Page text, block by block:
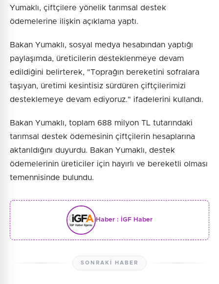
Yumaklı, çiftçilere yönelik tarımsal destek
ödemelerine ilişkin açıklama yaptı.
Bakan Yumaklı, sosyal medya hesabından yaptığı
paylaşımda, üreticilerin desteklenmeye devam
edildiğini belirterek, "Toprağın bereketini sofralara
taşıyan, üretimi kesintisiz sürdüren çiftçilerimizi
desteklemeye devam ediyoruz." ifadelerini kullandı.
Bakan Yumaklı, toplam 688 milyon TL tutarındaki
tarımsal destek ödemesinin çiftçilerin hesaplarına
aktarıldığını duyurdu. Bakan Yumaklı, destek
ödemelerinin üreticiler için hayırlı ve bereketli olması
temennisinde bulundu.
Haber : İGF Haber
SONRAKI HABER